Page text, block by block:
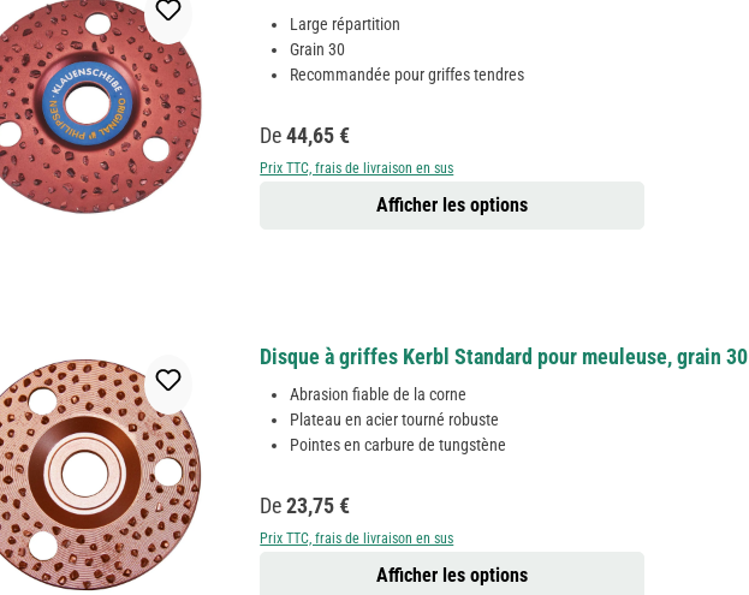
Large répartition
Grain 30
Recommandée pour griffes tendres
Prix régulier :
De44,65 €
Prix TTC, frais de livraison en sus
Afficher les options
Disque à griffes Kerbl Standard pour meuleuse, grain 30
Abrasion fiable de la corne
Plateau en acier tourné robuste
Pointes en carbure de tungstène
Prix régulier :
De23,75 €
Prix TTC, frais de livraison en sus
Afficher les options